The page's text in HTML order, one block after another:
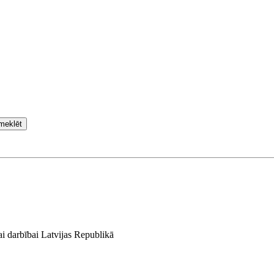
darbībai Latvijas Republikā